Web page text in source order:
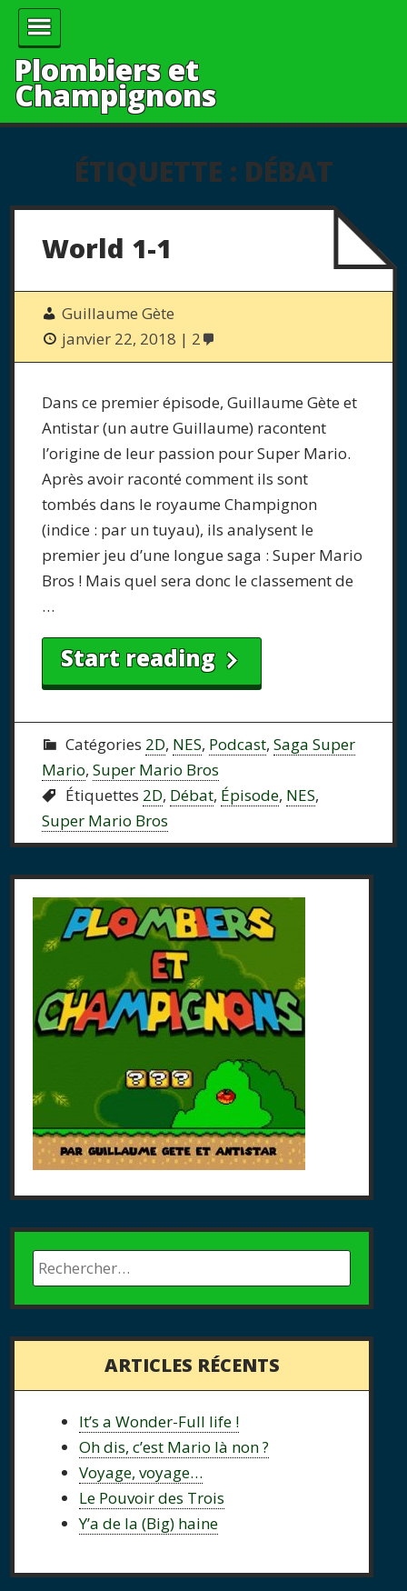
Plombiers et
Champignons
ÉTIQUETTE : DÉBAT
World 1-1
Guillaume Gète
janvier 22, 2018
2
Dans ce premier épisode, Guillaume Gète et
Antistar (un autre Guillaume) racontent
l’origine de leur passion pour Super Mario.
Après avoir raconté comment ils sont
tombés dans le royaume Champignon
(indice : par un tuyau), ils analysent le
premier jeu d’une longue saga : Super Mario
Bros ! Mais quel sera donc le classement de
…
Start reading
Catégories 2D, NES, Podcast,Saga Super
Mario,Super Mario Bros
Étiquettes 2D, Débat, Épisode, NES,
Super Mario Bros
ARTICLES RÉCENTS
It’s a Wonder-Full life !
Oh dis, c’est Mario là non ?
Voyage, voyage…
Le Pouvoir des Trois
Y’a de la (Big) haine